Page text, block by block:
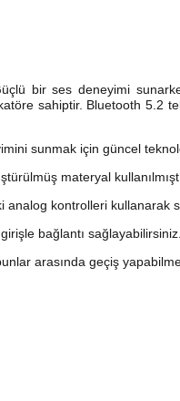
bir ses deneyimi
sahiptir. Bluetooth 5.2
sunmak için güncel
materyal
analog kontrolleri kullanarak
bağlantı sağlayabilirsiniz.
arasında geçiş